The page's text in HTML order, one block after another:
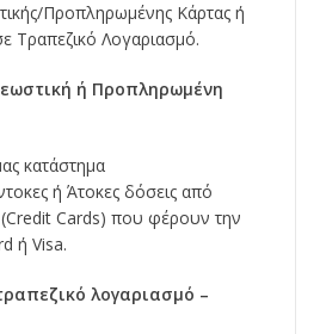
Προπληρωμένης Κάρτας ή
Τραπεζικό Λογαριασμό.
ή Προπληρωμένη
κατάστημα
ή Άτοκες δόσεις από
(Credit Cards) που φέρουν την
ή Visa.
λογαριασμό –